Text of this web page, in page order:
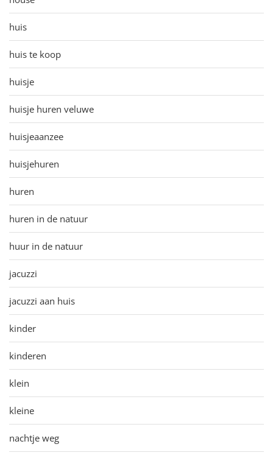
huis
huis te koop
huisje
huisje huren veluwe
huisjeaanzee
huisjehuren
huren
huren in de natuur
huur in de natuur
jacuzzi
jacuzzi aan huis
kinder
kinderen
klein
kleine
nachtje weg